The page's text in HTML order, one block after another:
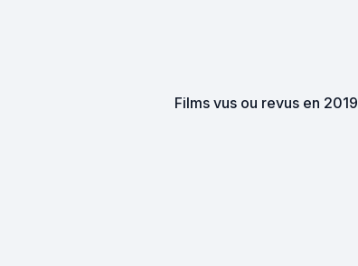
Films vus ou revus en 2019